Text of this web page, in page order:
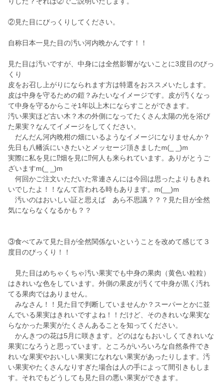
②見た目にびっくりしてください。
自称日本一見た目の汚い河内晩かんです！！
見た目は汚いですが、中身には全然影響がないことに3度目のびっ
くり
皮をお召し上がりになられます方は特選をおススメいたします。
皮は中身を守るための鎧？みたいなイメージです。皮が汚くなっ
て中身を守るからこそ1年以上木にならすことができます。
汚い果実ほど古い木？木の外側になってたくさん太陽の光を浴び
た果実？なんてイメージをしてください。
だんだん河内晩柑の畑にいるようなイメージになりませんか？
先日も八幡浜にいきたいとメッセージ頂きましたm(_ _)m
実際に私を見に⁉️畑を見に⁉️何人も来られています。ありがとうご
ざいますm(_ _)m
何回かご注文いただいた常連さんには今回は思ったよりもきれ
いでしたよ！！なんて言われる時もあります。m(__)m
汚いのはおいしい証と思えば あら不思議？？？見た目が全然
気にならなくなるかも？？
③食べてみて見た目が全然関係ないということを改めて感じて３
度目のびっくり！！
見た目はめちゃくちゃ汚い果実でも中身の果肉（黄色い粒粒）
はきれいな色をしています。外側の果皮が汚くて中身が黒く汚れ
てる果肉ではありません。
みなさん！！見た目で判断していませんか？スーパーとかに並
んでいる果実はきれいですよね！！だけど、そのきれいな果実な
らなかった果実がたくさんあることを知ってください。
かんきつの花は5月に咲きます。どのはなもおいしくてきれいな
果実になろうと思っています。ところがいろいろな自然条件でき
れいな果実やおいしい果実になれない果実があったりします。汚
い果実やたくさんなりすぎた場合は人の手によって間引きもしま
す。それでもどうしても見た目の悪い果実ができます。